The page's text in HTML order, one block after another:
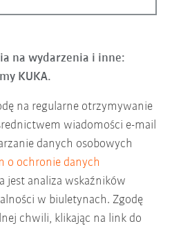
na wydarzenia i inne:
KUKA.
na regularne otrzymywanie
wiadomości e-mail
danych osobowych
o ochronie danych
jest analiza wskaźników
w biuletynach. Zgodę
chwili, klikając na link do